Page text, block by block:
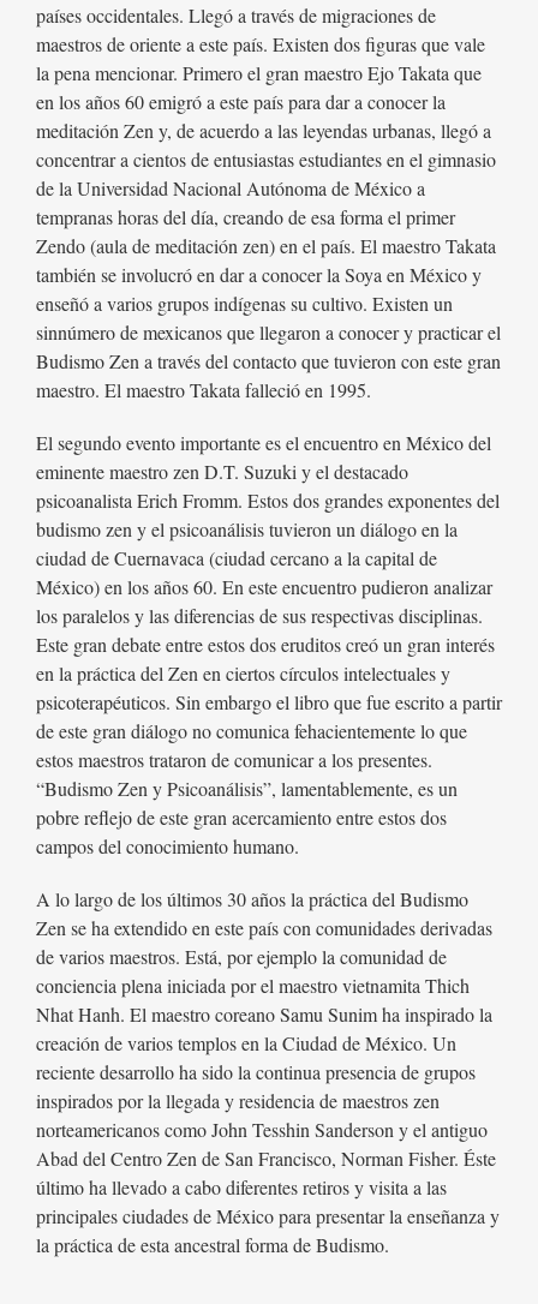
países occidentales. Llegó a través de migraciones de
maestros de oriente a este país. Existen dos figuras que vale
la pena mencionar. Primero el gran maestro Ejo Takata que
en los años 60 emigró a este país para dar a conocer la
meditación Zen y, de acuerdo a las leyendas urbanas, llegó a
concentrar a cientos de entusiastas estudiantes en el gimnasio
de la Universidad Nacional Autónoma de México a
tempranas horas del día, creando de esa forma el primer
Zendo (aula de meditación zen) en el país. El maestro Takata
también se involucró en dar a conocer la Soya en México y
enseñó a varios grupos indígenas su cultivo. Existen un
sinnúmero de mexicanos que llegaron a conocer y practicar el
Budismo Zen a través del contacto que tuvieron con este gran
maestro. El maestro Takata falleció en 1995.
El segundo evento importante es el encuentro en México del
eminente maestro zen D.T. Suzuki y el destacado
psicoanalista Erich Fromm. Estos dos grandes exponentes del
budismo zen y el psicoanálisis tuvieron un diálogo en la
ciudad de Cuernavaca (ciudad cercano a la capital de
México) en los años 60. En este encuentro pudieron analizar
los paralelos y las diferencias de sus respectivas disciplinas.
Este gran debate entre estos dos eruditos creó un gran interés
en la práctica del Zen en ciertos círculos intelectuales y
psicoterapéuticos. Sin embargo el libro que fue escrito a partir
de este gran diálogo no comunica fehacientemente lo que
estos maestros trataron de comunicar a los presentes.
“Budismo Zen y Psicoanálisis”, lamentablemente, es un
pobre reflejo de este gran acercamiento entre estos dos
campos del conocimiento humano.
A lo largo de los últimos 30 años la práctica del Budismo
Zen se ha extendido en este país con comunidades derivadas
de varios maestros. Está, por ejemplo la comunidad de
conciencia plena iniciada por el maestro vietnamita Thich
Nhat Hanh. El maestro coreano Samu Sunim ha inspirado la
creación de varios templos en la Ciudad de México. Un
reciente desarrollo ha sido la continua presencia de grupos
inspirados por la llegada y residencia de maestros zen
norteamericanos como John Tesshin Sanderson y el antiguo
Abad del Centro Zen de San Francisco, Norman Fisher. Éste
último ha llevado a cabo diferentes retiros y visita a las
principales ciudades de México para presentar la enseñanza y
la práctica de esta ancestral forma de Budismo.